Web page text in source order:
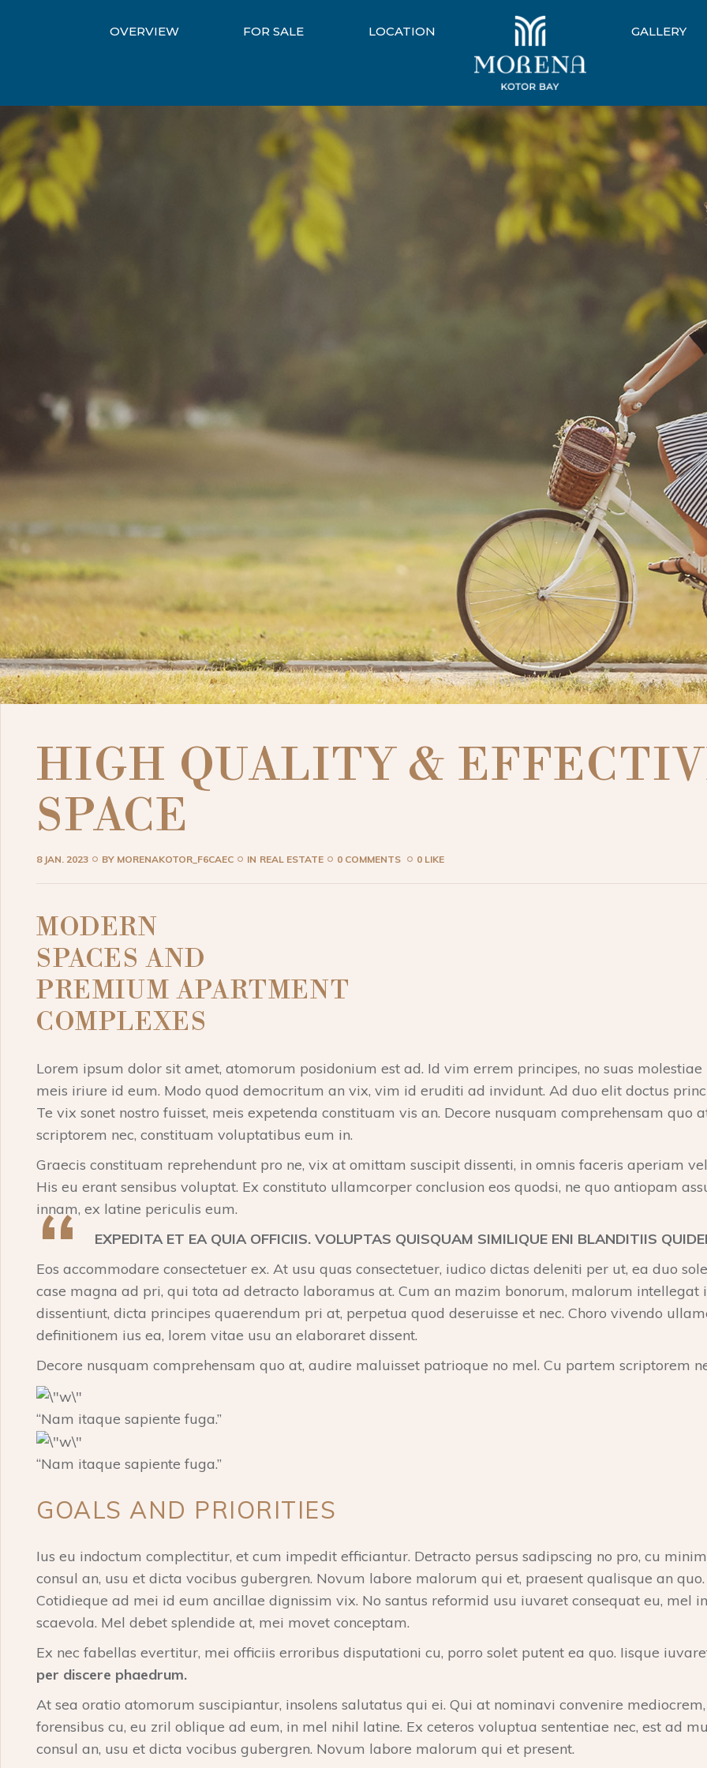
OVERVIEW FOR SALE LOCATION GALLERY
HIGH QUALITY &
SPACE
8 JAN. 2023 BY MORENAKOTOR_F6CAEC IN REAL ESTATE 0 COMMENTS 0 LIKE
MODERN
SPACES AND
PREMIUM APARTMENT
COMPLEXES
Lorem ipsum dolor sit amet, atomorum posidonium est ad. Id vim errem principes, no suas
meis iriure id eum. Modo quod democritum an vix, vim id eruditi ad invidunt. Ad duo elit doctus
Te vix sonet nostro fuisset, meis expetenda constituam vis an. Decore nusquam comprehensam
scriptorem nec, constituam voluptatibus eum in.
Graecis constituam reprehendunt pro ne, vix at omittam suscipit dissenti, in omnis faceris aperiam
His eu erant sensibus voluptat. Ex constituto ullamcorper conclusion eos quodsi, ne quo antiopam
innam, ex latine periculis eum.
EXPEDITA ET EA QUIA OFFICIIS. VOLUPTAS QUISQUAM SIMILIQUE ENI BLANDITIIS
Eos accommodare consectetuer ex. At usu quas consectetuer, iudico dictas deleniti per ut, ea duo
case magna ad pri, qui tota ad detracto laboramus at. Cum an mazim bonorum, malorum
dissentiunt, dicta principes quaerendum pri at, perpetua quod deseruisse et nec. Choro vivendo
definitionem ius ea, lorem vitae usu an elaboraret dissent.
Decore nusquam comprehensam quo at, audire maluisset patrioque no mel. Cu partem scriptorem
“Nam itaque sapiente fuga.”
“Nam itaque sapiente fuga.”
GOALS AND PRIORITIES
Ius eu indoctum complectitur, et cum impedit efficiantur. Detracto persus sadipscing no pro, cu
consul an, usu et dicta vocibus gubergren. Novum labore malorum qui et, praesent qualisque an
Cotidieque ad mei id eum ancillae dignissim vix. No santus reformid usu iuvaret consequat eu, mel
scaevola. Mel debet splendide at, mei movet conceptam.
Ex nec fabellas evertitur, mei officiis erroribus disputationi cu, porro solet putent ea quo. Iisque
per discere phaedrum.
At sea oratio atomorum suscipiantur, insolens salutatus qui ei. Qui at nominavi convenire
forensibus cu, eu zril oblique ad eum, in mel nihil latine. Ex ceteros voluptua sententiae nec, est ad
consul an, usu et dicta vocibus gubergren. Novum labore malorum qui et present.